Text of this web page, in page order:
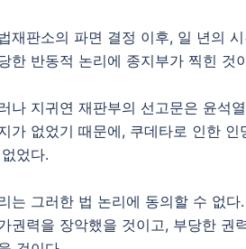
재판소의 파면 결정 이후, 일 년의
한 반동적 논리에 종지부가 찍힌 것
나 지귀연 재판부의 선고문은 윤석
가 없었기 때문에, 쿠데타로 인한
었다.
는 그러한 법 논리에 동의할 수 없
권력을 장악했을 것이고, 부당한 권